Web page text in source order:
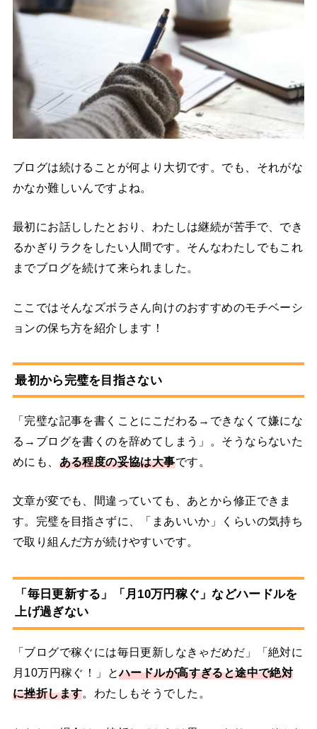
ブログは続けることが何より大切です。でも、それがな
かなか難しいんですよね。
最初にお話ししたとおり、わたしは継続が苦手で、でき
るかぎりラクをしたい人間です。そんなわたしでもこれ
までブログを続けて来られました。
ここではそんなズボラさん向けのおすすめのモチベーシ
ョンの保ち方を紹介します！
最初から完璧を目指さない
「完璧な記事を書くことにこだわる→できなくて嫌にな
る→ブログを書くのを辞めてしまう」。そうならないた
めにも、 ある程度の妥協は大事です。
文章が変でも、間違っていても、あとから修正できま
す。完璧を目指さずに、「まあいいか」くらいの気持ち
で取り組んだ方が続けやすいです。
「毎日更新する」「月10万円稼ぐ」などハードルを
上げ過ぎない
「ブログで稼ぐには毎日更新しなきゃだめだ」「絶対に
月10万円稼ぐ！」とハードルが高すぎると途中で絶対
に挫折します。わたしもそうでした。